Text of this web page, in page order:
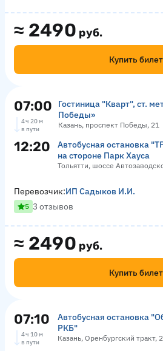
≈ 2490 руб.
Купить билет
07:00
Гостиница "Кварт", ст.
Победы»
Казань, проспект Победы, 21
4 ч 20 м
в пути
12:20
Автобусная остановка
на стороне Парк Хауса
Тольятти, шоссе
≈ 2490 руб.
Купить билет
Перевозчик:ИП Садыков И.И.
5 3 отзывов
07:10
Автобусная остановка
РКБ"
Казань, Оренбургский тракт,
4 ч 10 м
в пути